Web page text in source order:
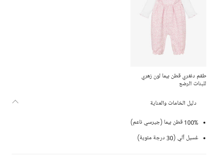
طقم دنغري قطن بيما لون زهري
للبنات الرضع
دليل الخامات والعناية
100% قطن بيما (جيرسي ناعم)
غسيل آلي (30 درجة مئوية)